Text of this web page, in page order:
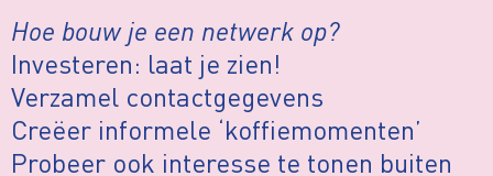
Hoe bouw je een netwerk op?
Investeren: laat je zien!
Verzamel contactgegevens
Creëer informele ‘koffiemomenten’
Probeer ook interesse te tonen buiten